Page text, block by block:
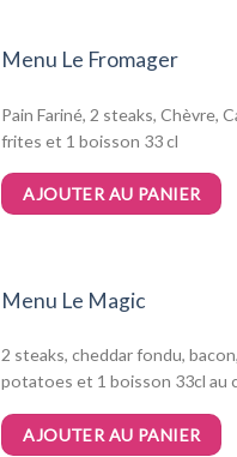
Menu Le Fromager
Pain Fariné, 2 steaks, Chèvre,
frites et 1 boisson 33 cl
AJOUTER AU PANIER
Menu Le Magic
2 steaks, cheddar fondu,
potatoes et 1 boisson 33cl au
AJOUTER AU PANIER